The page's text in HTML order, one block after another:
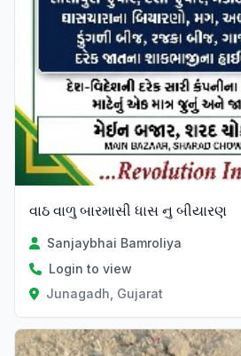
વાઠ વાળુ બારમાસી ધાસ નુ બીયારણ
Sanjaybhai Bamroliya
Login to view
Junagadh, Gujarat